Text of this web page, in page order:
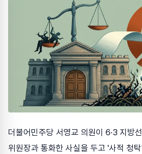
더불어민주당 서영교 의원이 6·3 지방
위원장과 통화한 사실을 두고 '사적 청